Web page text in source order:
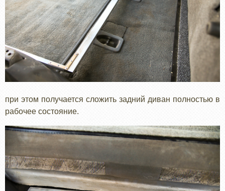
при этом получается сложить задний диван полностью в
рабочее состояние.